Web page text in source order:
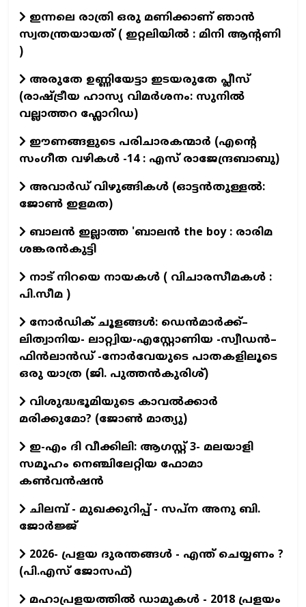
ഇന്നലെ രാത്രി ഒരു മണിക്കാണ് ഞാൻ
സ്വതന്ത്രയായത് ( ഇറ്റലിയിൽ : മിനി ആന്റണി
)
അരുതേ ഉണ്ണിയേട്ടാ ഇടയരുതേ പ്ലീസ്
(രാഷ്ട്രീയ ഹാസ്യ വിമർശനം: സുനിൽ
വല്ലാത്തറ ഫ്ലോറിഡ)
ഈണങ്ങളുടെ പരിചാരകന്മാര്‍ (എന്‍റെ
സംഗീത വഴികള്‍ -14 : എസ് രാജേന്ദ്രബാബു)
അവാർഡ് വിഴുങ്ങികൾ (ഓട്ടൻതുള്ളൽ:
ജോൺ ഇളമത)
ബാലൻ ഇല്ലാത്ത 'ബാലൻ the boy : രാരിമ
ശങ്കരൻകുട്ടി
നാട് നിറയെ നായകൾ ( വിചാരസീമകൾ :
പി.സീമ )
നോർഡിക് ചൂളങ്ങൾ: ഡെൻമാർക്ക്–
ലിത്വാനിയ- ലാറ്റ്വിയ-എസ്റ്റോണിയ -സ്വീഡൻ–
ഫിൻലാൻഡ് -നോർവേയുടെ പാതകളിലൂടെ
ഒരു യാത്ര (ജി. പുത്തൻകുരിശ്)
വിശുദ്ധഭൂമിയുടെ കാവല്‍ക്കാര്‍
മരിക്കുമോ? (ജോണ്‍ മാത്യു)
ഇ-എം ദി വീക്കിലി: ആഗസ്റ്റ് 3- മലയാളി
സമൂഹം നെഞ്ചിലേറ്റിയ ഫോമാ
കൺവൻഷൻ
ചിലമ്പ് - മുഖക്കുറിപ്പ് - സപ്ന അനു ബി.
ജോർജ്ജ്
2026- പ്രളയ ദുരന്തങ്ങള്‍ - എന്ത് ചെയ്യണം ?
(പി.എസ് ജോസഫ്‌)
മഹാപ്രളയത്തില്‍ ഡാമുകള്‍ - 2018 പ്രളയം